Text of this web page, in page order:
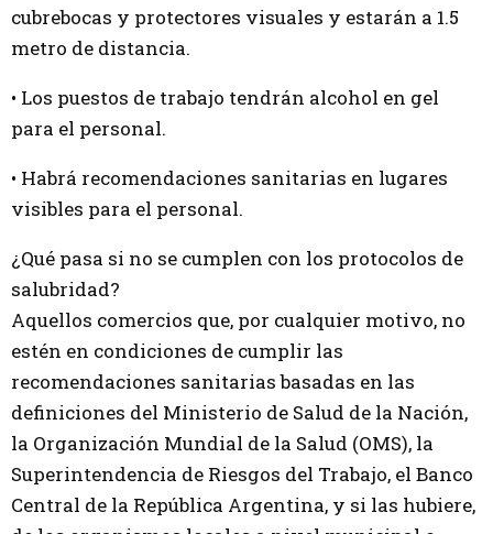
cubrebocas y protectores visuales y estarán a 1.5
metro de distancia.
• Los puestos de trabajo tendrán alcohol en gel
para el personal.
• Habrá recomendaciones sanitarias en lugares
visibles para el personal.
¿Qué pasa si no se cumplen con los protocolos de
salubridad?
Aquellos comercios que, por cualquier motivo, no
estén en condiciones de cumplir las
recomendaciones sanitarias basadas en las
definiciones del Ministerio de Salud de la Nación,
la Organización Mundial de la Salud (OMS), la
Superintendencia de Riesgos del Trabajo, el Banco
Central de la República Argentina, y si las hubiere,